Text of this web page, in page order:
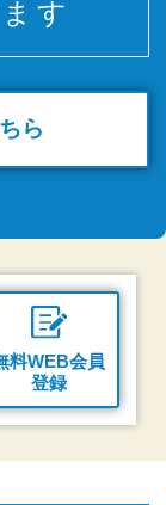
す
ら
料WEB会員
登録